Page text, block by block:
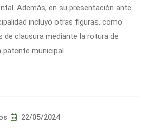
Además, en su presentación ante
incluyó otras figuras, como
de clausura mediante la rotura de
municipal.
22/05/2024